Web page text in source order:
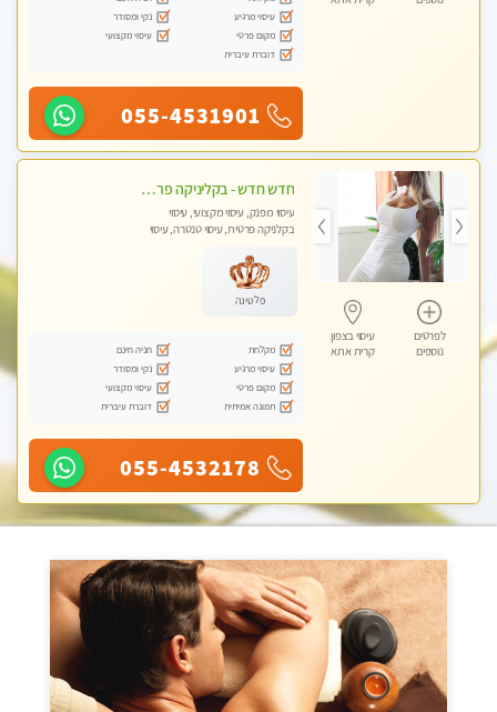
עיסוי מרגיע
נקי ומסודר
מקום פרטי
עיסוי מקצועי
דוברת עיברית
055-4531901
לפרטים
נוספים
עיסוי בצפון
קרית אתא
חדש חדש - בקליניקה פרטית בחיפה עיסוי לחידוש אנרגיות עיסוי חלומי מומלץ מאוד !
עיסוי מפנק, עיסוי מקצועי, עיסוי
בקלניקה פרטית, עיסוי טנטרה, עיסוי
פלטינה
מקלחת
חניה חינם
עיסוי מרגיע
נקי ומסודר
מקום פרטי
עיסוי מקצועי
תמונה אמיתית
דוברת עיברית
055-4532178